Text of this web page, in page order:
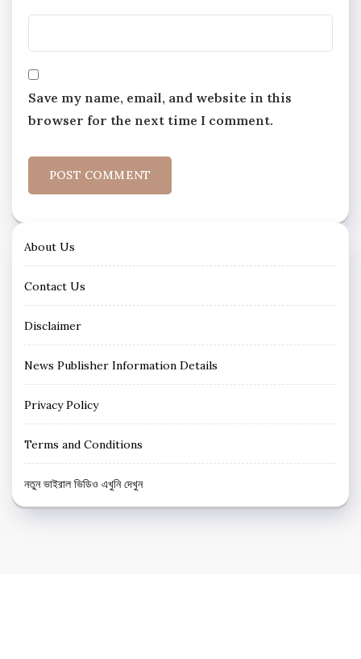
Save my name, email, and website in this
browser for the next time I comment.
About Us
Contact Us
Disclaimer
News Publisher Information Details
Privacy Policy
Terms and Conditions
নতুন ভাইরাল ভিডিও এখুনি দেখুন